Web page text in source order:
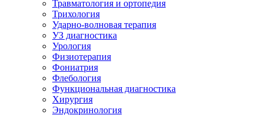
Травматология и ортопедия
Трихология
Ударно-волновая терапия
УЗ диагностика
Урология
Физиотерапия
Фониатрия
Флебология
Функциональная диагностика
Хирургия
Эндокринология